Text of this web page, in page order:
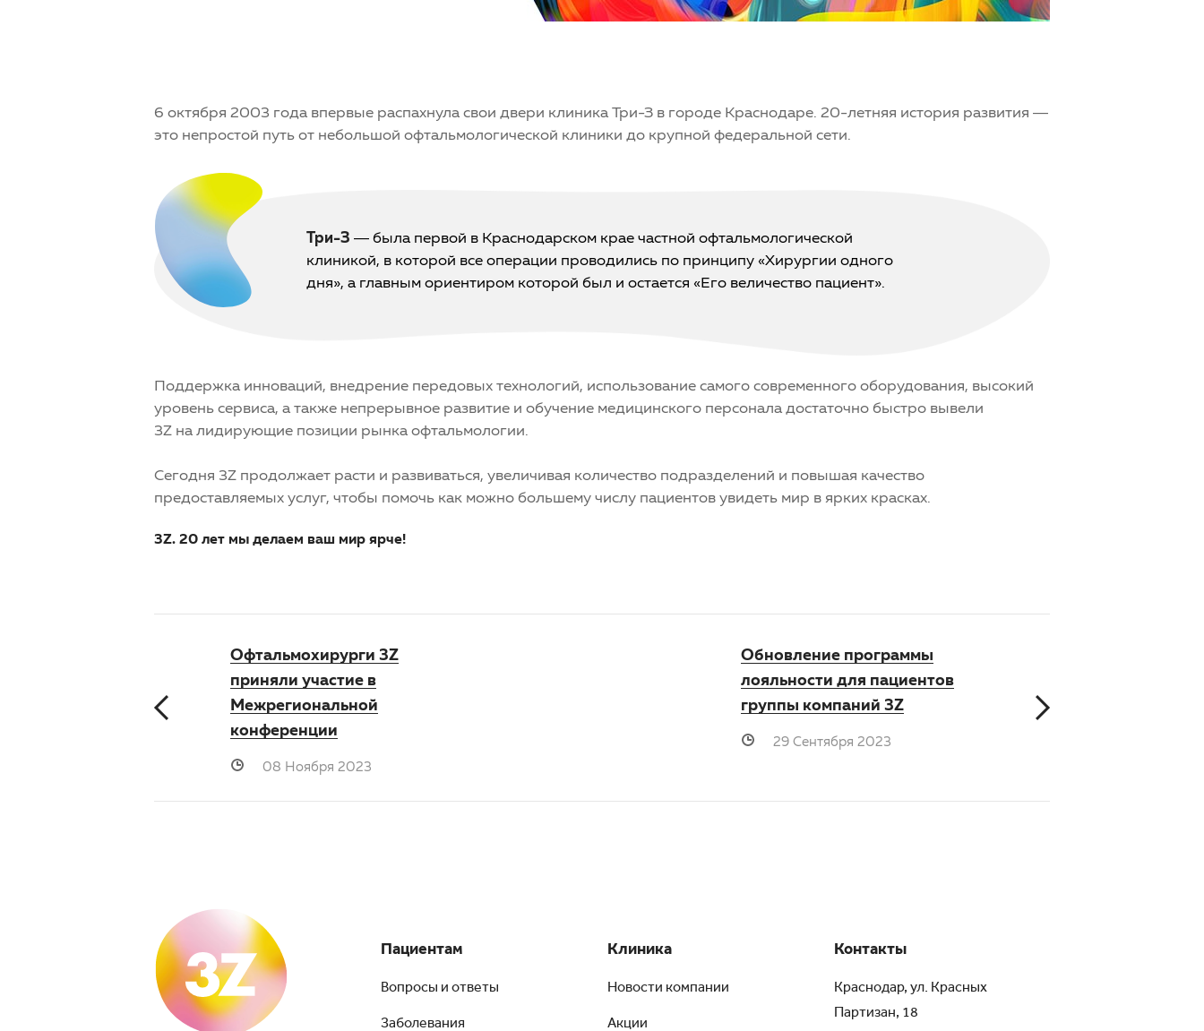
6 октября 2003 года впервые распахнула свои двери клиника Три-З в городе Краснодаре. 20-летняя история развития —
это непростой путь от небольшой офтальмологической клиники до крупной федеральной сети.
Три-З — была первой в Краснодарском крае частной офтальмологической
клиникой, в которой все операции проводились по принципу «Хирургии одного
дня», а главным ориентиром которой был и остается «Его величество пациент».
Поддержка инноваций, внедрение передовых технологий, использование самого современного оборудования, высокий
уровень сервиса, а также непрерывное развитие и обучение медицинского персонала достаточно быстро вывели
3Z на лидирующие позиции рынка офтальмологии.
Сегодня 3Z продолжает расти и развиваться, увеличивая количество подразделений и повышая качество
предоставляемых услуг, чтобы помочь как можно большему числу пациентов увидеть мир в ярких красках.
3Z. 20 лет мы делаем ваш мир ярче!
Офтальмохирурги 3Z
приняли участие в
Межрегиональной
конференции
08 Ноября 2023
Обновление программы
лояльности для пациентов
группы компаний 3Z
29 Сентября 2023
Пациентам
Вопросы и ответы
Заболевания
Клиника
Новости компании
Акции
Контакты
Краснодар, ул. Красных
Партизан, 18